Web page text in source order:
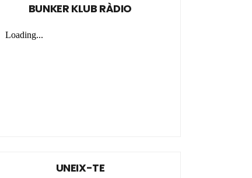
BUNKER KLUB RÀDIO
UNEIX-TE